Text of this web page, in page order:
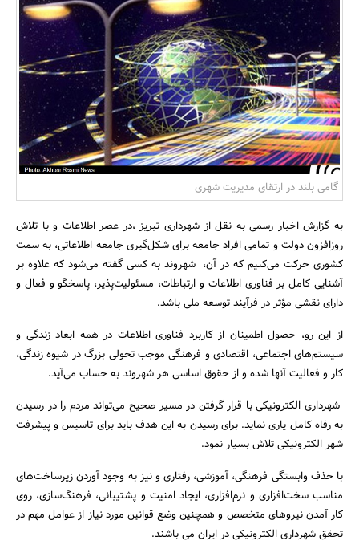
بانک، بیمه و سرمایه
مسکن و ساختمان
گامی بلند در ارتقای مدیریت شهری
به گزارش اخبار رسمی به نقل از شهرداری تبریز ،در عصر اطلاعات و با تلاش
روزافزون دولت و تمامی افراد جامعه برای شکل‌گیری جامعه اطلاعاتی، به سمت
کشوری حرکت می‌کنیم که در آن، شهروند به کسی گفته می‌شود که علاوه بر
آشنایی کامل بر فناوری اطلاعات و ارتباطات، مسئولیت‌پذیر، پاسخگو و فعال و
دارای نقشی مؤثر در فرآیند توسعه ملی باشد.
از این رو، حصول اطمینان از کاربرد فناوری اطلاعات در همه ابعاد زندگی و
سیستم‌های اجتماعی، اقتصادی و فرهنگی موجب تحولی بزرگ در شیوه ‌‌‎زندگی،
کار و فعالیت آنها شده و از حقوق اساسی هر شهروند به حساب می‌آید.
شهرداری الکترونیکی با قرار گرفتن در مسیر صحیح می‌تواند مردم را در رسیدن
به رفاه کامل یاری نماید. برای رسیدن به این هدف باید برای تاسیس و پیشرفت
شهر الکترونیکی تلاش بسیار نمود.
با حذف وابستگی فرهنگی، آموزشی، رفتاری و نیز به وجود آوردن زیرساخت‌های
مناسب سخت‌افزاری و نرم‌افزاری، ایجاد امنیت و پشتیبانی، فرهنگ‌سازی، روی
کار آمدن نیرو‌های متخصص و همچنین وضع قوانین مورد نیاز از عوامل مهم در
تحقق شهرداری الکترونیکی در ایران می باشند.